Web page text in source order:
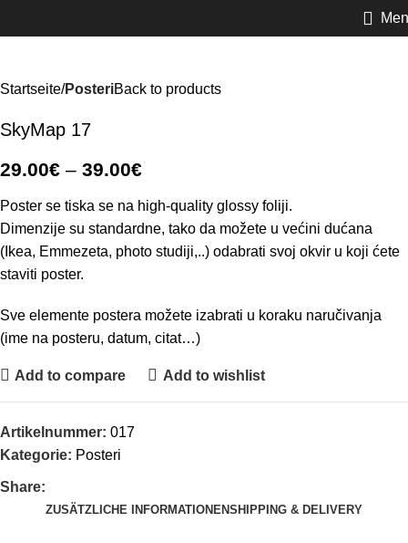
Startseite PosteriBack to products
SkyMap 17
29.00€ – 39.00€
Poster se tiska se na high-quality glossy foliji.
Dimenzije su standardne, tako da možete u većini dućana
(Ikea, Emmezeta, photo studiji,..) odabrati svoj okvir u koji ćete
staviti poster.
Sve elemente postera možete izabrati u koraku naručivanja
(ime na posteru, datum, citat…)
Add to compare Add to wishlist
Artikelnummer: 017
Kategorie: Posteri
Share:
ZUSÄTZLICHE INFORMATIONENSHIPPING & DELIVERY